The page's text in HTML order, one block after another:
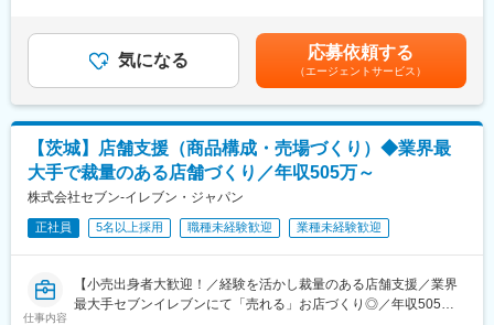
◎仲間と一緒に学ぶ「ピザハットアカデミー」
入社後約3ヶ月、同期入社の仲間と店長としてのスキルや知識を身
関係性が生まれます◎
■店舗の組織構成
1店舗につき社員1～2名、アルバイトスタッフ20～30名で運営し
ています。各店にアルバイトリーダーが3名程在籍しており、社員
不在時の責任者として業務を行うので、お休みの日も安心して店
舗を任せられます。
変更の範囲：会社の定める業務
うアイディアを尊重します。あなたの裁量で、ブランドの成長を
現場から支えてください。
■職務詳細：
2．人材育成：
・店長やスタッフの指導／育成、チームビルディング。
3．マーケティング戦略の立案／実行：
・経営陣（社長）と一体となり、プロモーション施策や新メニュ
が豊富にあります。
4．仕入れ業務：
貢献します。
5．新店舗開発（将来的に）：
員に比べて待遇面で優遇され、業務裁量に応じた補償を提供しま
す。賃金はあくまでも目安の金額であり、選考を通じて上下する
可能性があります。月給(月額)は固定手当を含めた表記です。
気になる 応募依頼する
（エージェントサービス）
【茨城】店舗支援（商品構成・売場づくり）◆業界最
大手で裁量のある店舗づくり／年収505万～
株式会社セブン-イレブン・ジャパン
正社員 5名以上採用 職種未経験歓迎 業種未経験歓迎
仕事内容
【小売出身者大歓迎！／経験を活かし裁量のある店舗支援／業界
最大手セブンイレブンにて「売れる」お店づくり◎／年収505万